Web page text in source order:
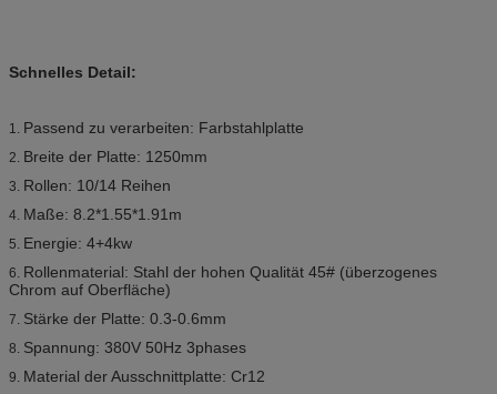
Schnelles Detail:
1. Passend zu verarbeiten: Farbstahlplatte
2. Breite der Platte: 1250mm
3. Rollen: 10/14 Reihen
4. Maße: 8.2*1.55*1.91m
5. Energie: 4+4kw
6. Rollenmaterial: Stahl der hohen Qualität 45# (überzogenes
Chrom auf Oberfläche)
7. Stärke der Platte: 0.3-0.6mm
8. Spannung: 380V 50Hz 3phases
9. Material der Ausschnittplatte: Cr12